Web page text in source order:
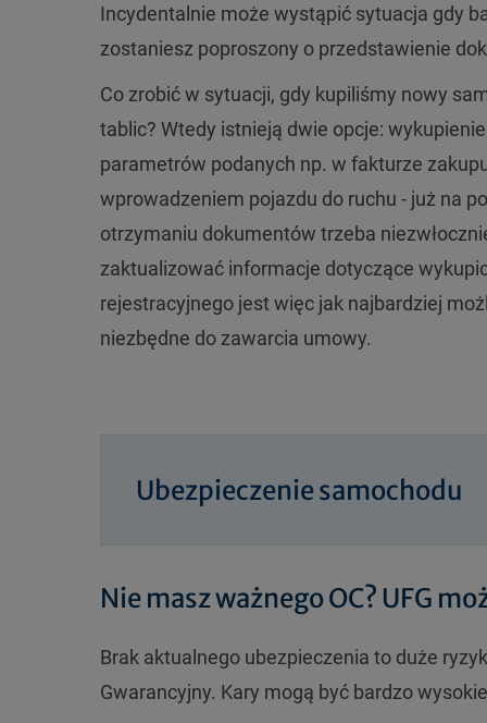
Incydentalnie może wystąpić sytuacja gdy
zostaniesz poproszony o przedstawienie
Co zrobić w sytuacji, gdy kupiliśmy nowy
tablic? Wtedy istnieją dwie opcje:
parametrów podanych np. w fakturze
wprowadzeniem pojazdu do ruchu - już na
otrzymaniu dokumentów trzeba
zaktualizować informacje dotyczące
rejestracyjnego jest więc jak najbardziej
niezbędne do zawarcia umowy.
Ubezpieczenie samochodu
Nie masz ważnego OC? UFG
Brak aktualnego ubezpieczenia to duże
Gwarancyjny. Kary mogą być bardzo